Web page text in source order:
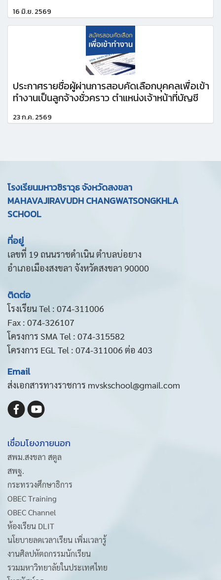
16 มิ.ย. 2569
ประกาศรายชื่อผู้ผ่านการสอบคัดเลือกบุคคลเพื่อเข้า
ทำงานเป็นลูกจ้างชั่วคราว ตำแหน่งเจ้าหน้าที่บัญชี
23 ก.ค. 2569
โรงเรียนมหาวชิราวุธ จังหวัดสงขลา
MAHAVAJIRAVUDH CHANGWATSONGKHLA
SCHOOL
ที่อยู่
เลขที่ 19 ถนนราชดำเนิน ตำบลบ่อยาง
อำเภอเมืองสงขลา จังหวัดสงขลา 90000
ติดต่อ
โรงเรียน Tel : 074-311006
Fax : 074-326107
โครงการ SMA Tel : 074-315582
โครงการ EGL Tel : 074-311006 ต่อ 403
Email
ส่งเอกสารทางราชการ mvskschool@gmail.com
เชื่อมโยงภายนอก
สพม.สงขลา สตูล
สพฐ.
กระทรวงศึกษาธิการ
OBEC Training
OBEC Channel
ห้องเรียน DLIT
นโยบายลดเวลาเรียน เพิ่มเวลารู้
งานศิลปหัตถกรรมนักเรียน
รวมมหาวิทยาลัยในประเทศไทย